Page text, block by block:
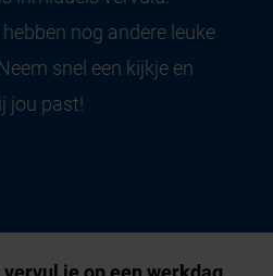
nog andere leuke
snel een kijkje en
jou past!